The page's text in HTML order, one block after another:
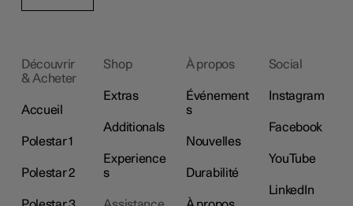
Découvrir
& Acheter
Accueil
Polestar 1
Polestar 2
Shop
Extras
Additionals
Experience
s
À propos
Événement
s
Nouvelles
Durabilité
Social
Instagram
Facebook
YouTube
LinkedIn